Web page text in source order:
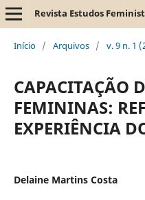
Revista Estudos
Início / Arquivos / v. 9 n. 1
CAPACITAÇÃO
FEMININAS:
EXPERIÊNCIA
Delaine Martins Costa